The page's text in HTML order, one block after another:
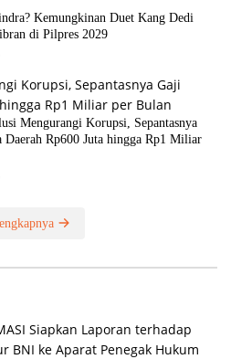
Kemungkinan Duet Kang Dedi
di Pilpres 2029
Mengurangi Korupsi, Sepantasnya
Daerah Rp600 Juta hingga Rp1 Miliar